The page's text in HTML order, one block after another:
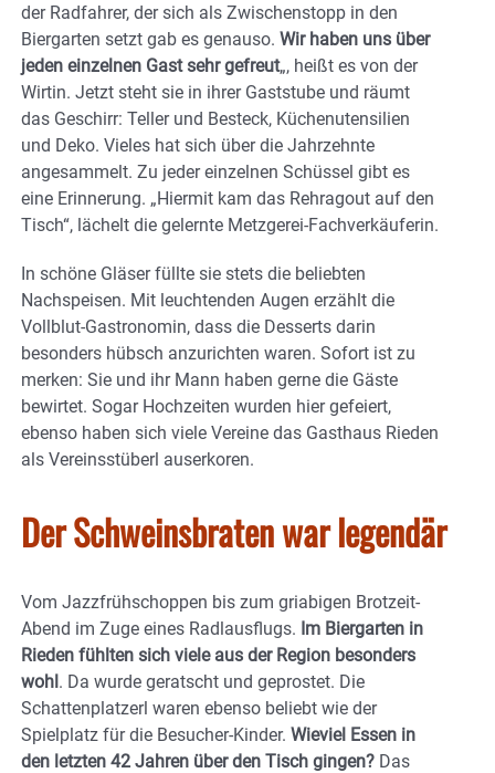
der Radfahrer, der sich als Zwischenstopp in den
Biergarten setzt gab es genauso. Wir haben uns über
jeden einzelnen Gast sehr gefreut„, heißt es von der
Wirtin. Jetzt steht sie in ihrer Gaststube und räumt
das Geschirr: Teller und Besteck, Küchenutensilien
und Deko. Vieles hat sich über die Jahrzehnte
angesammelt. Zu jeder einzelnen Schüssel gibt es
eine Erinnerung. „Hiermit kam das Rehragout auf den
Tisch“, lächelt die gelernte Metzgerei-Fachverkäuferin.
In schöne Gläser füllte sie stets die beliebten
Nachspeisen. Mit leuchtenden Augen erzählt die
Vollblut-Gastronomin, dass die Desserts darin
besonders hübsch anzurichten waren. Sofort ist zu
merken: Sie und ihr Mann haben gerne die Gäste
bewirtet. Sogar Hochzeiten wurden hier gefeiert,
ebenso haben sich viele Vereine das Gasthaus Rieden
als Vereinsstüberl auserkoren.
Der Schweinsbraten war legendär
Vom Jazzfrühschoppen bis zum griabigen Brotzeit-
Abend im Zuge eines Radlausflugs. Im Biergarten in
Rieden fühlten sich viele aus der Region besonders
wohl. Da wurde geratscht und geprostet. Die
Schattenplatzerl waren ebenso beliebt wie der
Spielplatz für die Besucher-Kinder. Wieviel Essen in
den letzten 42 Jahren über den Tisch gingen? Das